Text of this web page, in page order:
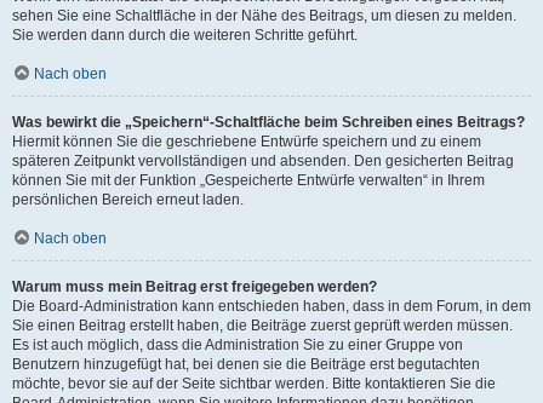
sehen Sie eine Schaltfläche in der Nähe des Beitrags, um diesen zu melden.
Sie werden dann durch die weiteren Schritte geführt.
Nach oben
Was bewirkt die „Speichern“-Schaltfläche beim Schreiben eines Beitrags?
Hiermit können Sie die geschriebene Entwürfe speichern und zu einem
späteren Zeitpunkt vervollständigen und absenden. Den gesicherten Beitrag
können Sie mit der Funktion „Gespeicherte Entwürfe verwalten“ in Ihrem
persönlichen Bereich erneut laden.
Nach oben
Warum muss mein Beitrag erst freigegeben werden?
Die Board-Administration kann entschieden haben, dass in dem Forum, in dem
Sie einen Beitrag erstellt haben, die Beiträge zuerst geprüft werden müssen.
Es ist auch möglich, dass die Administration Sie zu einer Gruppe von
Benutzern hinzugefügt hat, bei denen sie die Beiträge erst begutachten
möchte, bevor sie auf der Seite sichtbar werden. Bitte kontaktieren Sie die